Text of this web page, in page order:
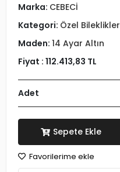
Marka: CEBECİ
Kategori: Özel Bileklikler
Maden: 14 Ayar Altın
Fiyat : 112.413,83 TL
Adet
Sepete Ekle
Favorilerime ekle